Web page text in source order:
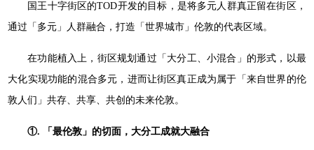
国王十字街区的TOD开发的目标，是将多元人群真正留在街区，
通过「多元」人群融合，打造「世界城市」伦敦的代表区域。
在功能植入上，街区规划通过「大分工、小混合」的形式，以最
大化实现功能的混合多元，进而让街区真正成为属于「来自世界的伦
敦人们」共存、共享、共创的未来伦敦。
①. 「最伦敦」的切面，大分工成就大融合